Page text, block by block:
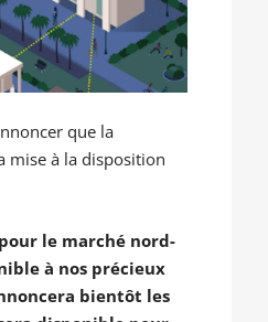
que la
mise à la disposition
le marché nord-
à nos précieux
bientôt les